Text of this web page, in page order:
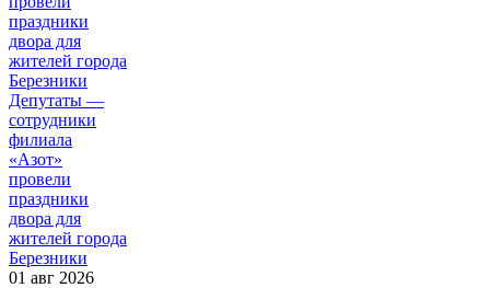
Депутаты —
сотрудники
филиала
«Азот»
провели
праздники
двора для
жителей города
Березники
01 авг 2026